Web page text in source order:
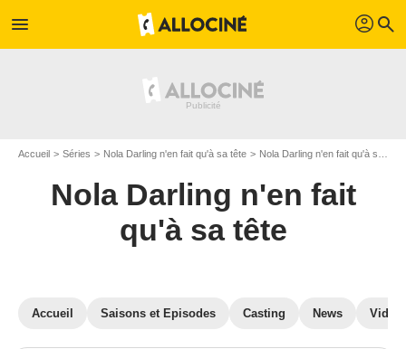
menu profil search
Accueil Séries Nola Darling n'en fait qu'à sa tête Nola Darling n'en fait qu'à sa tête S01
Nola Darling n'en fait
qu'à sa tête
Accueil Saisons et Episodes Casting News